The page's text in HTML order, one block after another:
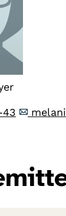
43